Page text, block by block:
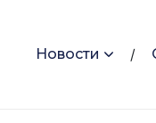
Новости